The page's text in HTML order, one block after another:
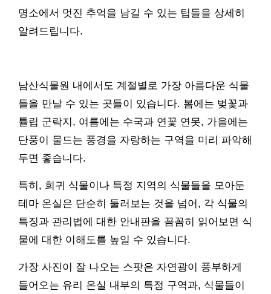
명소에서 멋진 추억을 남길 수 있는 팁들을 상세히
알려드립니다.
남산식물원 내에서도 계절별로 가장 아름다운 식물
들을 만날 수 있는 곳들이 있습니다. 봄에는 벚꽃과
튤립 군락지, 여름에는 수국과 연꽃 연못, 가을에는
단풍이 물드는 풍경을 자랑하는 구역을 미리 파악해
두면 좋습니다.
특히, 희귀 식물이나 특정 지역의 식물들을 모아둔
테마 온실은 단순히 둘러보는 것을 넘어, 각 식물의
특징과 관리법에 대한 안내판을 꼼꼼히 읽어보면 식
물에 대한 이해도를 높일 수 있습니다.
가장 사진이 잘 나오는 스팟은 자연광이 풍부하게
들어오는 유리 온실 내부의 특정 구역과, 식물들이